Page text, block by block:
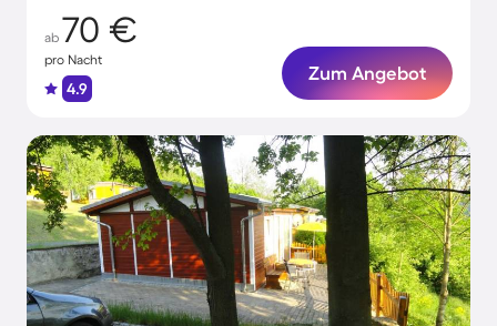
ab 70 €
pro Nacht
4.9
Zum Angebot